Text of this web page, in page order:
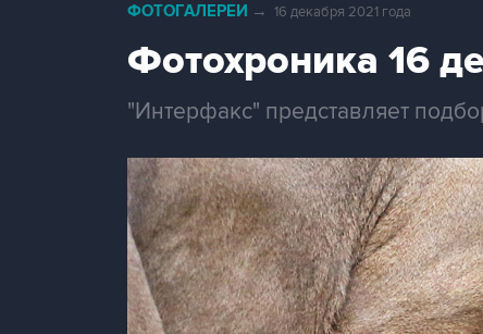
ФОТОГАЛЕРЕИ → 16 декабря 2021 года
Фотохроника 16
"Интерфакс" представляет